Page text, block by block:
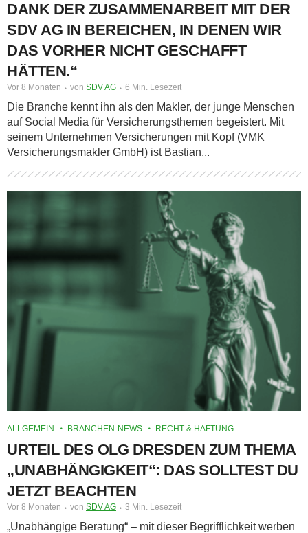
DANK DER ZUSAMMENARBEIT MIT DER
SDV AG IN BEREICHEN, IN DENEN WIR
DAS VORHER NICHT GESCHAFFT
HÄTTEN.“
Vor 8 Monaten von SDV AG 6 Min. Lesezeit
Die Branche kennt ihn als den Makler, der junge Menschen
auf Social Media für Versicherungsthemen begeistert. Mit
seinem Unternehmen Versicherungen mit Kopf (VMK
Versicherungsmakler GmbH) ist Bastian...
ALLGEMEIN BRANCHEN-NEWS RECHT & HAFTUNG
URTEIL DES OLG DRESDEN ZUM THEMA
„UNABHÄNGIGKEIT“: DAS SOLLTEST DU
JETZT BEACHTEN
Vor 8 Monaten von SDV AG 3 Min. Lesezeit
„Unabhängige Beratung“ – mit dieser Begrifflichkeit werben